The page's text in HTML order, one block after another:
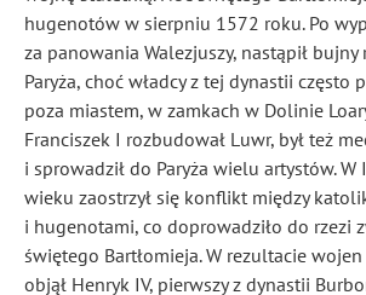
hugenotów w sierpniu 1572 roku. Po
za panowania Walezjuszy, nastąpił
Paryża, choć władcy z tej dynastii często
poza miastem, w zamkach w Dolinie
Franciszek I rozbudował Luwr, był też
i sprowadził do Paryża wielu artystów. W
wieku zaostrzył się konflikt między
i hugenotami, co doprowadziło do rzezi
świętego Bartłomieja. W rezultacie
objął Henryk IV, pierwszy z dynastii